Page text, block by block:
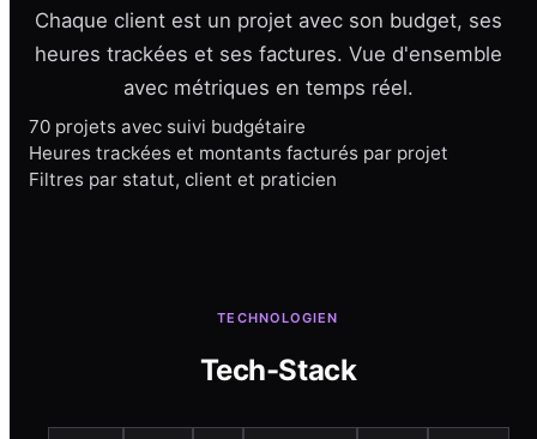
Chaque client est un projet avec son budget, ses
heures trackées et ses factures. Vue d'ensemble
avec métriques en temps réel.
70 projets avec suivi budgétaire
Heures trackées et montants facturés par projet
Filtres par statut, client et praticien
TECHNOLOGIEN
Tech-Stack